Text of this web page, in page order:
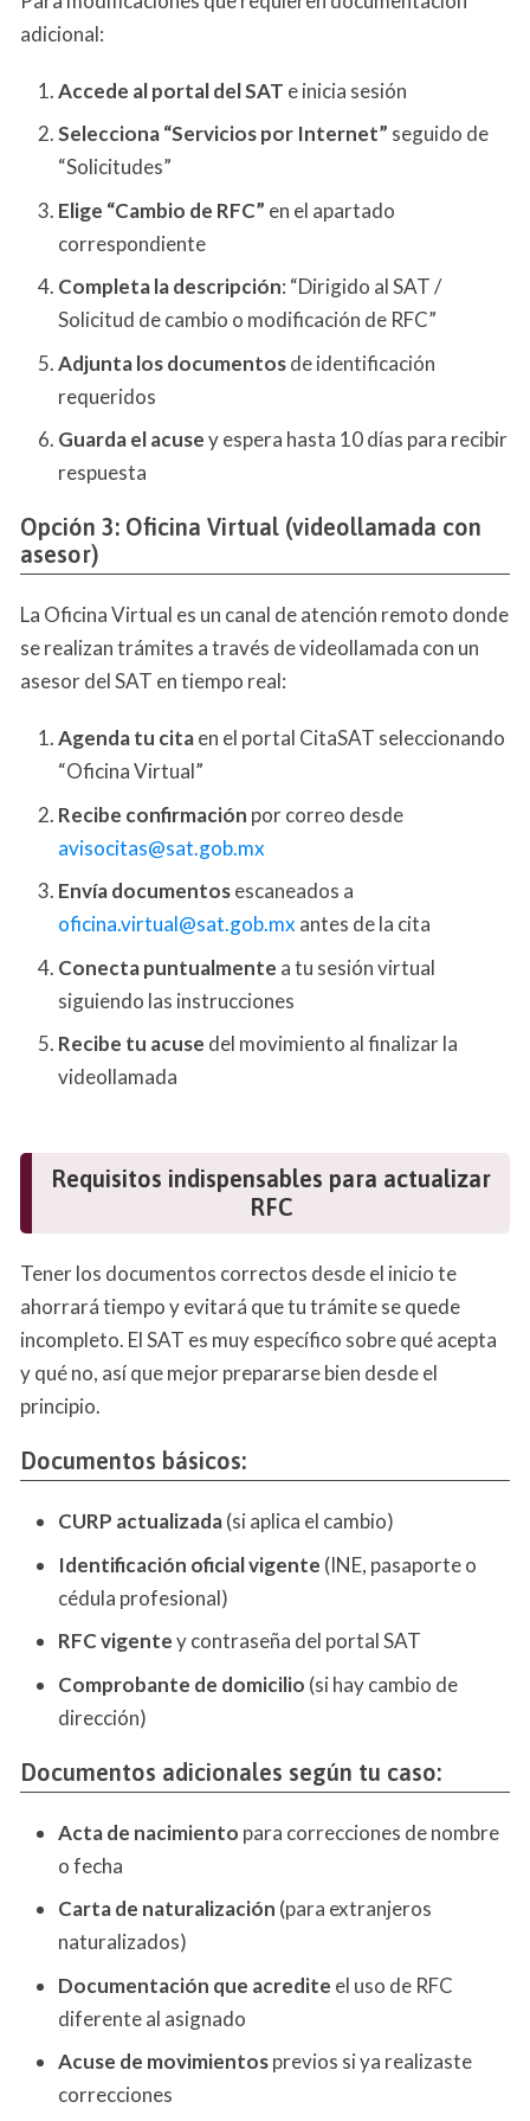
adicional:
Accede al portal del SAT e inicia sesión
Selecciona “Servicios por Internet” seguido de
“Solicitudes”
Elige “Cambio de RFC” en el apartado
correspondiente
Completa la descripción: “Dirigido al SAT /
Solicitud de cambio o modificación de RFC”
Adjunta los documentosde identificación
requeridos
Guarda el acusey espera hasta 10 días para recibir
respuesta
Opción 3: Oficina Virtual (videollamada con
asesor)
La Oficina Virtual es un canal de atención remoto donde
se realizan trámites a través de videollamada con un
asesor del SAT en tiempo real:
Agenda tu citaen el portal CitaSAT seleccionando
“Oficina Virtual”
Recibe confirmación por correo desde
avisocitas@sat.gob.mx
Envía documentosescaneados a
oficina.virtual@sat.gob.mx antes de la cita
Conecta puntualmente a tu sesión virtual
siguiendo las instrucciones
Recibe tu acuse del movimiento al finalizar la
videollamada
Requisitos indispensables para actualizar
RFC
Tener los documentos correctos desde el inicio te
ahorrará tiempo y evitará que tu trámite se quede
incompleto. El SAT es muy específico sobre qué acepta
y qué no, así que mejor prepararse bien desde el
principio.
Documentos básicos:
CURP actualizada(si aplica el cambio)
Identificación oficial vigente (INE, pasaporte o
cédula profesional)
RFC vigentey contraseña del portal SAT
Comprobante de domicilio (si hay cambio de
dirección)
Documentos adicionales según tu caso:
Acta de nacimiento para correcciones de nombre
o fecha
Carta de naturalización (para extranjeros
naturalizados)
Documentación que acredite el uso de RFC
diferente al asignado
Acuse de movimientosprevios si ya realizaste
correcciones